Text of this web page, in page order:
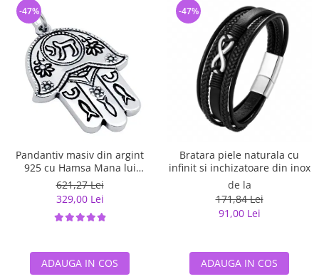
Pandantiv masiv din argint
925 cu Hamsa Mana lui
Fatima
621,27 Lei
329,00 Lei
-47%
ADAUGA IN COS
Bratara piele naturala cu
infinit si inchizatoare din inox
de la
171,84 Lei
91,00 Lei
-47%
ADAUGA IN COS